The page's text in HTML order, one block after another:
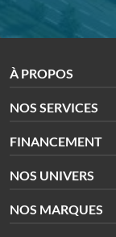
À PROPOS
NOS SERVICES
FINANCEMENT
NOS UNIVERS
NOS MARQUES